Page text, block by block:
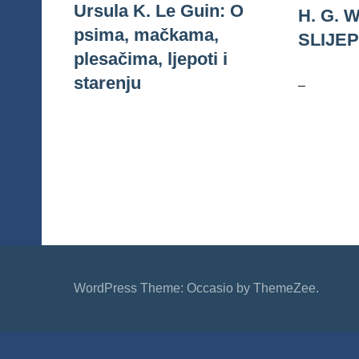
Ursula K. Le Guin: O
psima, mačkama,
plesačima, ljepoti i
starenju
H. G.
–
WordPress Theme: Occasio by ThemeZee.